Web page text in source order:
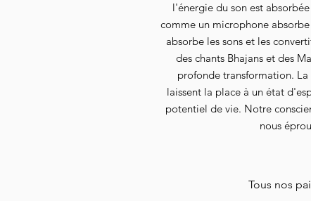
l'énergie du son est
comme un microphone
absorbe les sons et les
des chants Bhajans et des
profonde transformation.
laissent la place à un état
potentiel de vie. Notre
nous
Tous nos